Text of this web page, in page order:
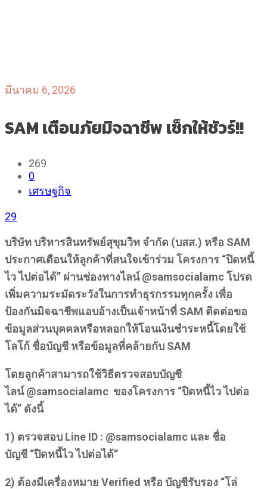
มีนาคม 6, 2026
SAM เตือนภัยมิจฉาชีพ เช็กให้ชัวร์!!
269
0
เศรษฐกิจ
29
บริษัท บริหารสินทรัพย์สุขุมวิท จำกัด (บสส.) หรือ SAM
ประกาศเตือนให้ลูกค้าที่สนใจเข้าร่วม โครงการ “ปิดหนี้
ไว ไปต่อได้” ผ่านช่องทางไลน์ @samsocialamc โปรด
เพิ่มความระมัดระวังในการทำธุรกรรมทุกครั้ง เพื่อ
ป้องกันมิจฉาชีพแอบอ้างเป็นเจ้าหน้าที่ SAM ติดต่อขอ
ข้อมูลส่วนบุคคลหรือหลอกให้โอนเงินชำระหนี้โดยใช้
โลโก้ ชื่อบัญชี หรือข้อมูลที่คล้ายกับ SAM
โดยลูกค้าสามารถใช้วิธีตรวจสอบบัญชี
ไลน์ @samsocialamc ของโครงการ “ปิดหนี้ไว ไปต่อ
ได้” ดังนี้
1) ตรวจสอบ Line ID : @samsocialamc และ ชื่อ
บัญชี “ปิดหนี้ไว ไปต่อได้”
2) ต้องมีเครื่องหมาย Verified หรือ บัญชีรับรอง “โล่